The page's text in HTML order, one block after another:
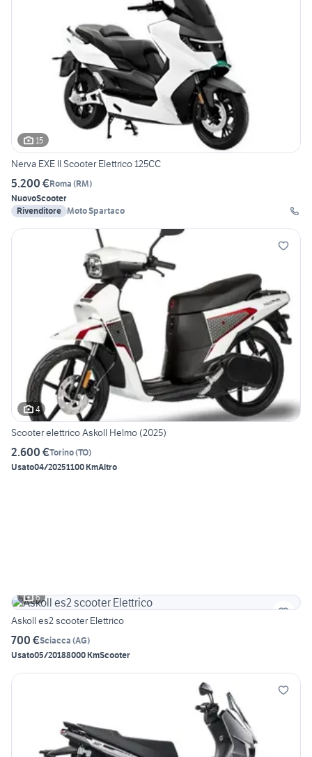
15
Nerva EXE II Scooter Elettrico 125CC
5.200 €Roma (RM)
NuovoScooter
Rivenditore Moto Spartaco
4
Scooter elettrico Askoll Helmo (2025)
2.600 €Torino(TO)
Usato04/20251100 KmAltro
6
Askoll es2 scooter Elettrico
700 €Sciacca (AG)
Usato05/20188000 KmScooter